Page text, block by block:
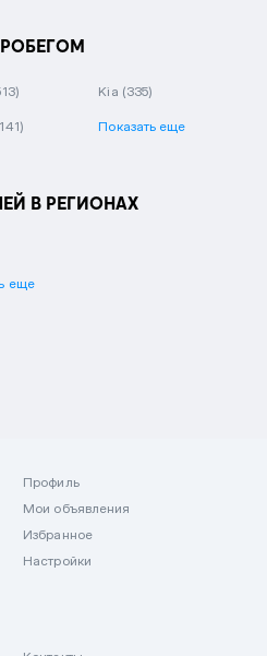
Kia (335)
Показать еще
В РЕГИОНАХ
еще
Профиль
Мои объявления
Избранное
Настройки